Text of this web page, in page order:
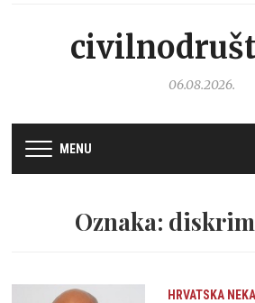
06.08.2026.
MENU
Oznaka:
HRVATSKA